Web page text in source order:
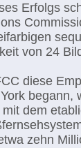
Erfolgs
von 24
diese
begann,
dem
zehn